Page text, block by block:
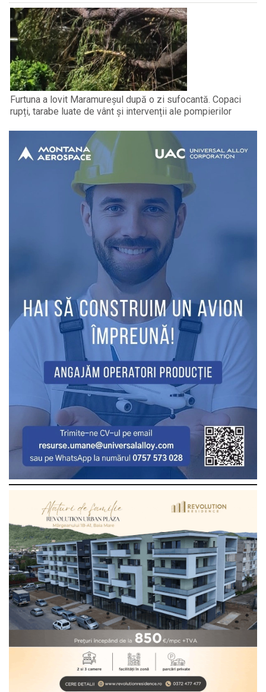
Furtuna a lovit Maramureșul după o zi sufocantă. Copaci
rupți, tarabe luate de vânt și intervenții ale pompierilor